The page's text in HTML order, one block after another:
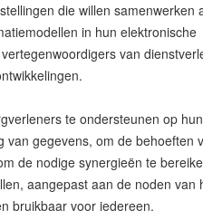
die willen samenwerken
in hun elektronische
van
te ondersteunen op
van gegevens, om de behoeften
de nodige synergieën te
aangepast aan de noden van
bruikbaar voor iedereen.